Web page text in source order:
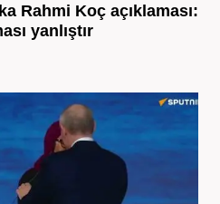
Rahmi Koç açıklaması:
yanlıştır